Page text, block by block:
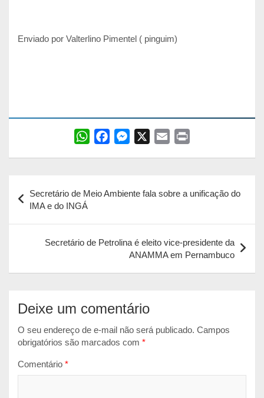
Enviado por Valterlino Pimentel ( pinguim)
W
s
p
b
k
e
e
r
l
t
de
Post
Secretário de Meio Ambiente fala sobre a unificação do
IMA e do INGÁ
Secretário de Petrolina é eleito vice-presidente da
ANAMMA em Pernambuco
Deixe um comentário
O seu endereço de e-mail não será publicado. Campos
obrigatórios são marcados com *
Comentário *